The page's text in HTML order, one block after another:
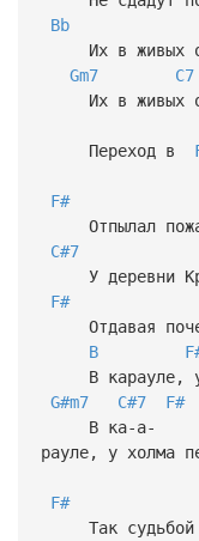
Bb
Их в живых
Gm7
C7
Их в живых
Переход в
F#
Отпылал
C#7
У деревни
F#
Отдавая
B
В карауле, у
G#m7
C#7 F#
В ка-а-
рауле, у холма
F#
Так судьбой